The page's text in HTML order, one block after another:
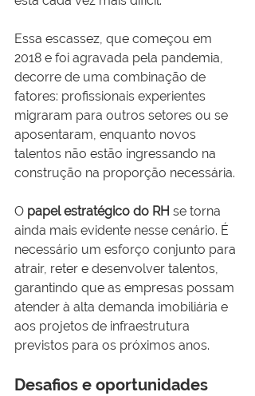
Essa escassez, que começou em
2018 e foi agravada pela pandemia,
decorre de uma combinação de
fatores: profissionais experientes
migraram para outros setores ou se
aposentaram, enquanto novos
talentos não estão ingressando na
construção na proporção necessária.
O papel estratégico do RH se torna
ainda mais evidente nesse cenário. É
necessário um esforço conjunto para
atrair, reter e desenvolver talentos,
garantindo que as empresas possam
atender à alta demanda imobiliária e
aos projetos de infraestrutura
previstos para os próximos anos.
Desafios e oportunidades